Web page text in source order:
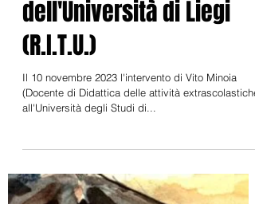
6 nov 2023
Il Teatro Universitario
Aenigma al 40° Festival
Internazionale
dell'Università di Liegi
(R.I.T.U.)